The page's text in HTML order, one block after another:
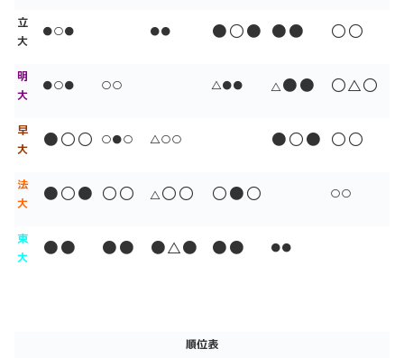
立
大
●○● ●● ●○● ●● ○○
明
大
●○● ○○ △●● △●● ○△○
早
大
●○○ ○●○ △○○ ●○● ○○
法
大
●○● ○○ △○○ ○●○ ○○
東
大
●● ●● ●△● ●● ●●
順位表